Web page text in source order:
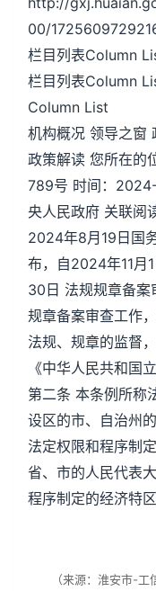
00/
栏目列表Column
栏目列表Column
Column List
机构概况 领导之窗
政策解读 您所在的
789号 时间：
央人民政府 关联阅
2024年8月19日国
布，自2024年11月
30日 法规规章备案
规章备案审查工作
法规、规章的监督
《中华人民共和国
第二条 本条例所称
设区的市、自治州
法定权限和程序制
省、市的人民代表
程序制定的经济特
（来源：淮安市-